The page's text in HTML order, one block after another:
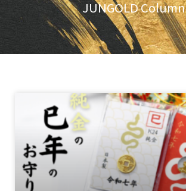
JUNGOLD Column